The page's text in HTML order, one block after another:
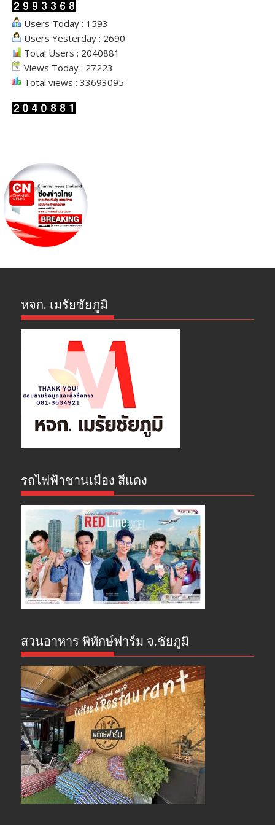
Users Today : 1593
Users Yesterday : 2690
Total Users : 2040881
Views Today : 27223
Total views : 33693095
หจก. เมรัยชัยภูมิ
รถไฟฟ้าชานเมือง สีแดง
สวนอาหาร พิทักษ์ฟาร์ม จ.ชัยภูมิ